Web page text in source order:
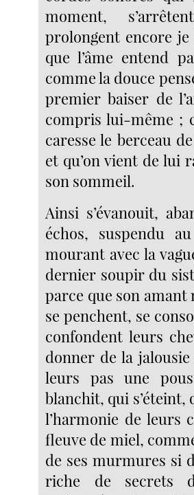
moment,
prolongent encore
que l’âme entend
comme la douce
premier baiser de
compris lui-même ;
caresse le berceau
et qu’on vient de lui
son sommeil.
Ainsi s’évanouit,
échos, suspendu
mourant avec la
dernier soupir du
parce que son amant
se penchent, se
confondent leurs
donner de la
leurs pas une
blanchit, qui s’éteint,
l’harmonie de leurs
fleuve de miel,
de ses murmures si
riche de secrets